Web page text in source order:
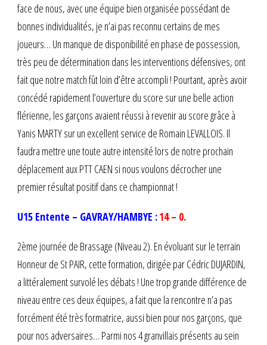
face de nous, avec une équipe bien organisée possédant de
bonnes individualités, je n’ai pas reconnu certains de mes
joueurs… Un manque de disponibilité en phase de possession,
très peu de détermination dans les interventions défensives, ont
fait que notre match fût loin d’être accompli ! Pourtant, après avoir
concédé rapidement l’ouverture du score sur une belle action
flérienne, les garçons avaient réussi à revenir au score grâce à
Yanis MARTY sur un excellent service de Romain LEVALLOIS. Il
faudra mettre une toute autre intensité lors de notre prochain
déplacement aux PTT CAEN si nous voulons décrocher une
premier résultat positif dans ce championnat !
U15 Entente – GAVRAY/HAMBYE :14 – 0.
2ème journée de Brassage (Niveau 2). En évoluant sur le terrain
Honneur de St PAIR, cette formation, dirigée par Cédric DUJARDIN,
a littéralement survolé les débats ! Une trop grande différence de
niveau entre ces deux équipes, a fait que la rencontre n’a pas
forcément été très formatrice, aussi bien pour nos garçons, que
pour nos adversaires… Parmi nos 4 granvillais présents au sein